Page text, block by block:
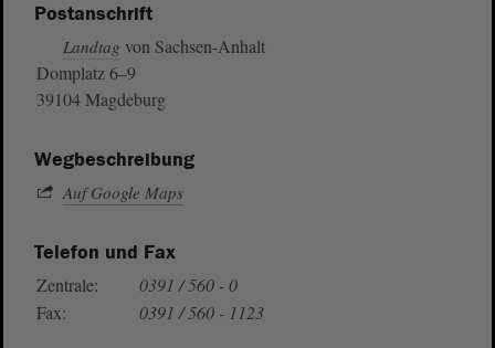
Postanschrift
Landtag von Sachsen-Anhalt
Domplatz 6–9
39104 Magdeburg
Wegbeschreibung
Auf Google Maps
Telefon und Fax
Zentrale:
0391 / 560 - 0
Fax:
0391 / 560 - 1123